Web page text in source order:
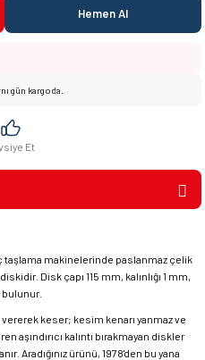
Hemen Al
gün kargoda.
Et
taşlama makinelerinde paslanmaz çelik
Disk çapı 115 mm, kalınlığı 1 mm,
bulunur.
keser; kesim kenarı yanmaz ve
aşındırıcı kalıntı bırakmayan diskler
Aradığınız ürünü, 1978'den bu yana